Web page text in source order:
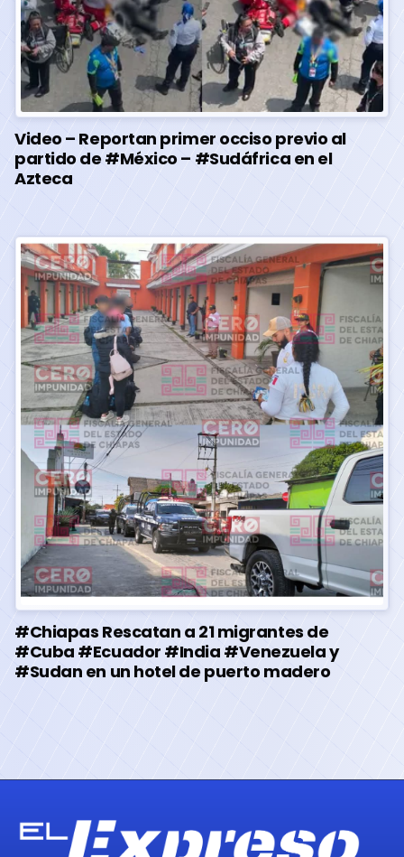
Video – Reportan primer occiso previo al
partido de #México – #Sudáfrica en el
Azteca
#Chiapas Rescatan a 21 migrantes de
#Cuba #Ecuador #India #Venezuela y
#Sudan en un hotel de puerto madero